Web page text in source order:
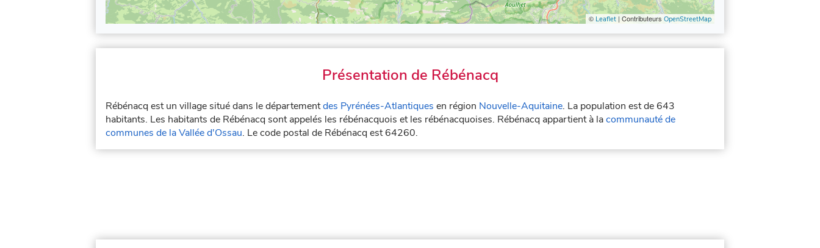
© Leaflet | Contributeurs OpenStreetMap
Présentation de Rébénacq
Rébénacq est un village situé dans le départementdes Pyrénées-Atlantiques en région Nouvelle-Aquitaine. La population est de 643
habitants. Les habitants de Rébénacq sont appelés les rébénacquois et les rébénacquoises. Rébénacq appartient à lacommunauté de
communes de la Vallée d'Ossau. Le code postal de Rébénacq est 64260.